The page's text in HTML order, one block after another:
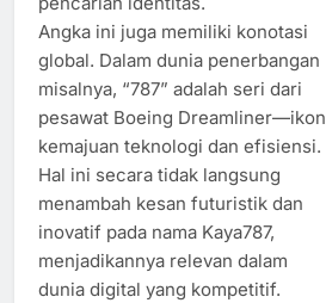
Angka ini juga memiliki konotasi
global. Dalam dunia penerbangan
misalnya, “787” adalah seri dari
pesawat Boeing Dreamliner—ikon
kemajuan teknologi dan efisiensi.
Hal ini secara tidak langsung
menambah kesan futuristik dan
inovatif pada nama Kaya787,
menjadikannya relevan dalam
dunia digital yang kompetitif.